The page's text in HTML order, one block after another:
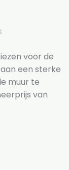
voor de
een sterke
muur te
van